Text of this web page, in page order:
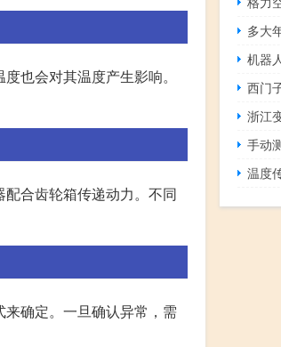
也会对其温度产生影响。
合齿轮箱传递动力。不同
确定。一旦确认异常，需
多大
机器
西门
浙江
手动
温度